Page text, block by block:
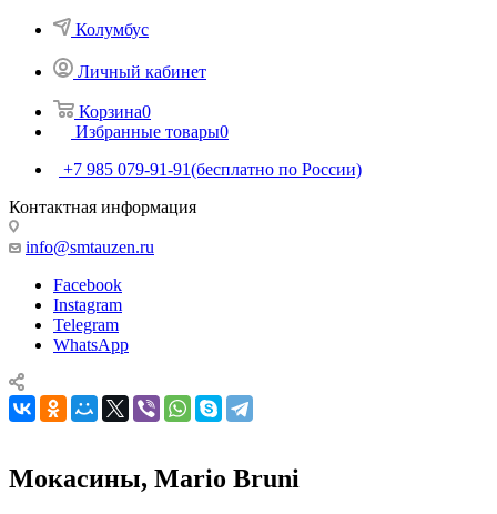
Колумбус
Личный кабинет
Корзина0
Избранные товары0
+7 985 079-91-91(бесплатно по России)
Контактная информация
info@smtauzen.ru
Facebook
Instagram
Telegram
WhatsApp
Мокасины, Mario Bruni